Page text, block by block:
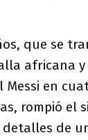
que se
africana y
Messi en
rompió el
de